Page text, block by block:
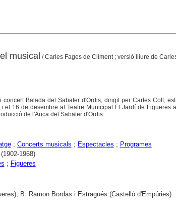
musical / Carles Fages de Climent ; versió lliure de
concert Balada del Sabater d'Ordis, dirigit per Carles Coll,
el 16 de desembre al Teatre Municipal El Jardí de Figueres
de l'Auca del Sabater d'Ordis.
; Concerts musicals ; Espectacles ; Programes
(1902-1968)
; Figueres
B. Ramon Bordas i Estragués (Castelló d'Empúries)